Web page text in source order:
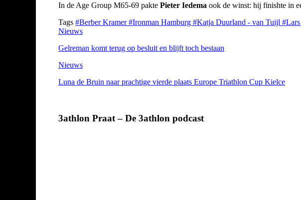
In de Age Group M65-69 pakte Pieter Iedema ook de winst: hij finishte in
Tags #Berber Kramer#Ironman Hamburg #Katja Duurland - van Tuijl
Nieuws
Gelreman komt terug op besluit en blijft toch bestaan
Nieuws
Luna de Bruin naar prachtige vierde plaats Europe Triathlon Cup Kielce
3athlon Praat – De 3athlon podcast